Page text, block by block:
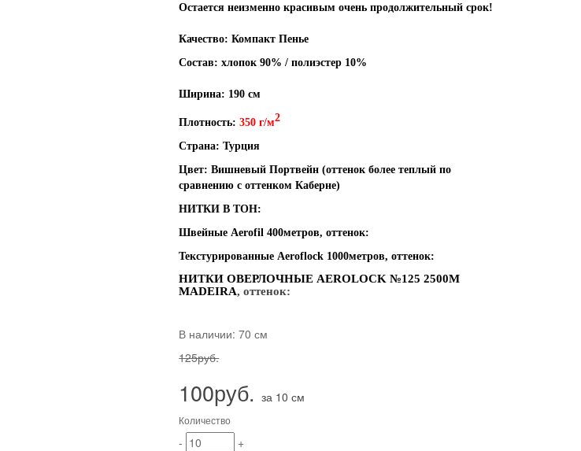
Остается неизменно красивым очень продолжительный срок!
Качество: Компакт Пенье
Состав: хлопок 90% / полиэстер 10%
Ширина: 190 см
Плотность:350 г/м2
Страна: Турция
Цвет: Вишневый Портвейн (оттенок более теплый по
сравнению с оттенком Каберне)
НИТКИ В ТОН:
Швейные Aerofil 400метров, оттенок:
Текстурированные Aeroflock 1000метров, оттенок:
НИТКИ ОВЕРЛОЧНЫЕ AEROLOCK №125 2500М
MADEIRA, оттенок:
В наличии: 70 см
125руб.
100руб.за 10 см
Количество
- +